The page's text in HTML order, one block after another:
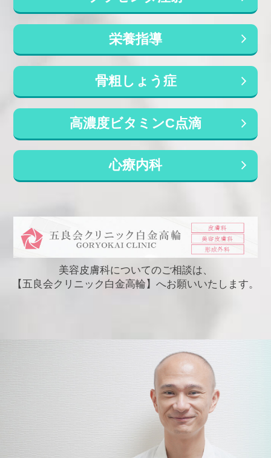
当院の新型コロナウイルス（COVID-19）感染症
に対する対応と対策について
禁煙外来、舌下免疫療法、オンライン診
療、各種自費診療も行っております。
禁煙治療、スギ花粉症やダニハウスダストアレル
ギーに対する舌下免疫療法、睡眠時無呼吸症候群
（いびき等）治療は保険診療が可能です。オンラ
イン診療も行っております。AGA、ED、ピル
（アフターピル含む）、プラセンタ注射、高濃度
ビタミンC点滴外来、渡航前トラベルワクチンや
シスS、ピーリング、アートメイクなど各種自費
診療も行っております。当院公式LINEアカウント
も保険用と美容用とそれぞれあります。また患者
様のご要望があれば新しい治療についても随時導
入して参ります。患者様の待ち時間軽減のためにI
適宜告知しておりますのでどうぞご覧ください。
栄養指導
骨粗しょう症
高濃度ビタミンC点滴
心療内科
美容皮膚科についてのご相談は、
【五良会クリニック白金高輪】へお願いいたします。